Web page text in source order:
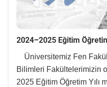
2024–2025 Eğitim
Üniversitemiz Fen
Bilimleri Fakültelerimizin
2025 Eğitim Öğretim Yılı